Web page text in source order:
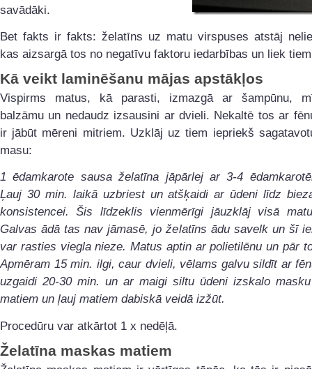
savādāki.
Bet fakts ir fakts: želatīns uz matu virspuses atstāj
kas aizsargā tos no negatīvu faktoru iedarbības un liek
Kā veikt laminēšanu mājas apstākļos
Vispirms matus, kā parasti, izmazgā ar šampūnu,
balzāmu un nedaudz izsausini ar dvieli. Nekaltē tos ar
ir jābūt mēreni mitriem. Uzklāj uz tiem iepriekš
masu:
1 ēdamkarote sausa želatīna jāpārlej ar 3-4
Ļauj 30 min. laikā uzbriest un atšķaidi ar ūdeni līdz
konsistencei. Šis līdzeklis vienmērīgi jāuzklāj visā
Galvas ādā tas nav jāmasē, jo želatīns ādu savelk un šī
var rasties viegla nieze. Matus aptin ar polietilēnu un pār
Apmēram 15 min. ilgi, caur dvieli, vēlams galvu sildīt ar
uzgaidi 20-30 min. un ar maigi siltu ūdeni izskalo
matiem un ļauj matiem dabiskā veidā izžūt.
Procedūru var atkārtot 1 x nedēļā.
Želatīna maskas matiem